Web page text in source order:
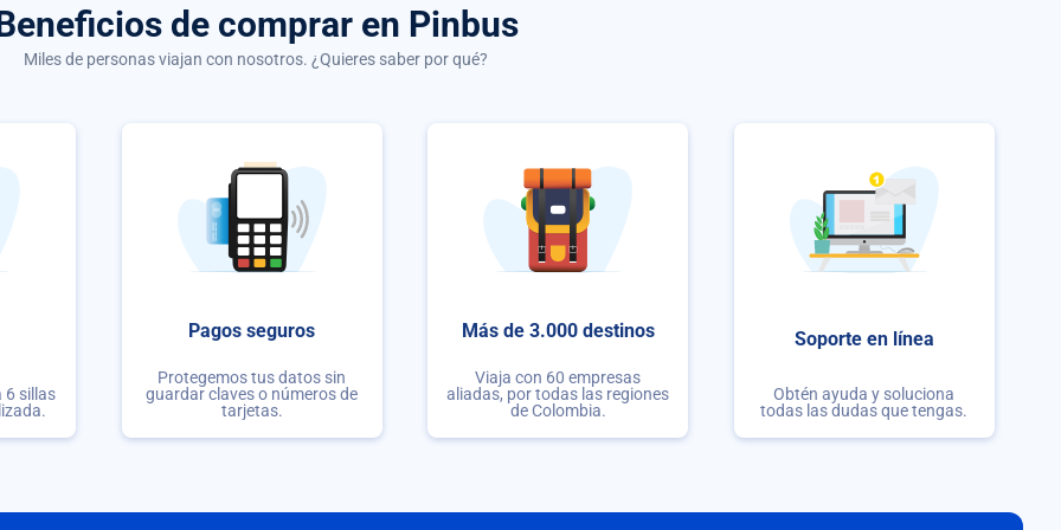
de comprar en Pinbus
Miles de personas viajan con nosotros. ¿Quieres saber por qué?
6 sillas
Pagos seguros
Protegemos tus datos sin
guardar claves o números de
tarjetas.
Más de 3.000 destinos
Viaja con 60 empresas
aliadas, por todas las regiones
de Colombia.
Soporte en línea
Obtén ayuda y soluciona
todas las dudas que tengas.